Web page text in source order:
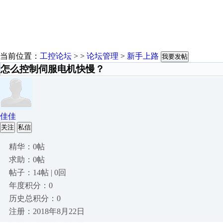
当前位置： 工控论坛 > > 论坛管理 > 新手上路 我要发帖
怎么控制伺服电机快慢？
佳佳
关注 私信
精华：0帖
求助：0帖
帖子：14帖 | 0回
年度积分：0
历史总积分：0
注册：2018年8月22日